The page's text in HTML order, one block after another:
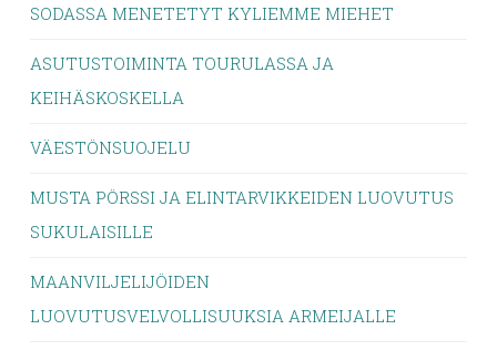
SODASSA MENETETYT KYLIEMME MIEHET
ASUTUSTOIMINTA TOURULASSA JA
KEIHÄSKOSKELLA
VÄESTÖNSUOJELU
MUSTA PÖRSSI JA ELINTARVIKKEIDEN LUOVUTUS
SUKULAISILLE
MAANVILJELIJÖIDEN
LUOVUTUSVELVOLLISUUKSIA ARMEIJALLE